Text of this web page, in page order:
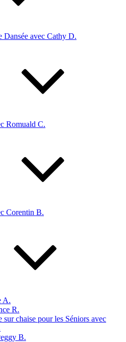
Dansée avec Cathy D.
Romuald C.
Corentin B.
A.
R.
sur chaise pour les Séniors avec
B.